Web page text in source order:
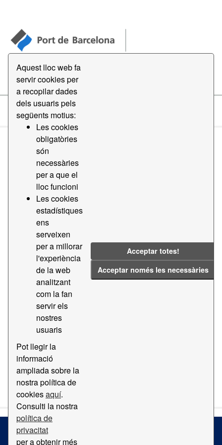
Aquest lloc web fa
servir cookies per
a recopilar dades
dels usuaris pels
següents motius:
Les cookies
obligatòries
són
necessàries
per a que el
lloc funcioni
Les cookies
estadístiques
ens
serveixen
per a millorar
l'experiència
de la web
analitzant
com la fan
servir els
nostres
usuaris
Pot llegir la
informació
ampliada sobre la
nostra política de
cookiesaquí.
Consulti la nostra
política de
privacitat
per a obtenir més
Acceptar totes!
Acceptar només les necessàries
Open Data
Conjunts de dades
Ordena per
1 conjunt de dades trobat
CC BY-SA 4.0 Etiquetes:
Aèria
2019
2017
2011
Filtrar resultats
Ortofotomapa
Mapa amb ortofotomapa del Port de Barcelona
(vegeuDocumentació de la API